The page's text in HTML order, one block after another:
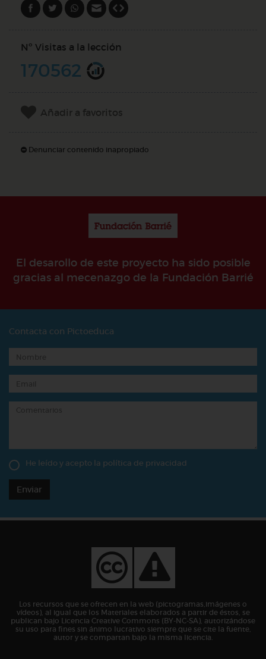
Nº Visitas a la lección
170562
Añadir a favoritos
Denunciar contenido inapropiado
El desarollo de este proyecto ha sido posible
gracias al mecenazgo de la Fundación Barrié
Contacta con Pictoeduca
He leído y acepto la política de privacidad
Enviar
Los recursos que se ofrecen en la web (pictogramas,imágenes o
vídeos), al igual que los Materiales elaborados a partir de éstos, se
publican bajo Licencia Creative Commons (BY-NC-SA), autorizándose
su uso para fines sin ánimo lucrativo siempre que se cite la fuente,
autor y se compartan bajo la misma licencia.